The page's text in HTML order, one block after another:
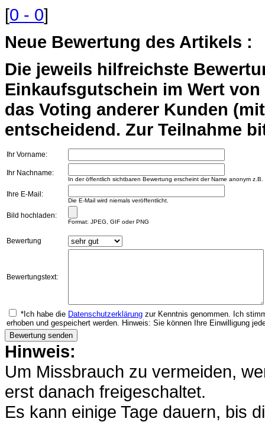
[0 - 0]
Neue Bewertung des Artikels :
Die jeweils hilfreichste
Einkaufsgutschein im Wert
das Voting anderer Kunden
entscheidend. Zur Teilnahme
Ihr Vorname:
Ihr Nachname:
In der öffentlich sichtbaren Bewertung erscheint der Name anonym
Ihre E-Mail:
Die E-Mail wird niemals veröffentlicht.
Bild hochladen:
Format: JPEG, GIF oder PNG
Bewertung
Bewertungstext:
*Ich habe die Datenschutzerklärung zur Kenntnis genommen. Ich
erhoben und gespeichert werden. Hinweis: Sie können Ihre Einwilligung
Hinweis:
Um Missbrauch zu vermeiden,
erst danach freigeschaltet.
Es kann einige Tage dauern, bis